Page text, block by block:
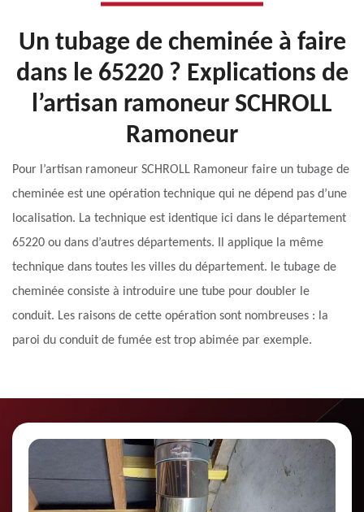
Un tubage de cheminée à faire
dans le 65220 ? Explications de
l’artisan ramoneur SCHROLL
Ramoneur
Pour l’artisan ramoneur SCHROLL Ramoneur faire un tubage de
cheminée est une opération technique qui ne dépend pas d’une
localisation. La technique est identique ici dans le département
65220 ou dans d’autres départements. Il applique la même
technique dans toutes les villes du département. le tubage de
cheminée consiste à introduire une tube pour doubler le
conduit. Les raisons de cette opération sont nombreuses : la
paroi du conduit de fumée est trop abimée par exemple.